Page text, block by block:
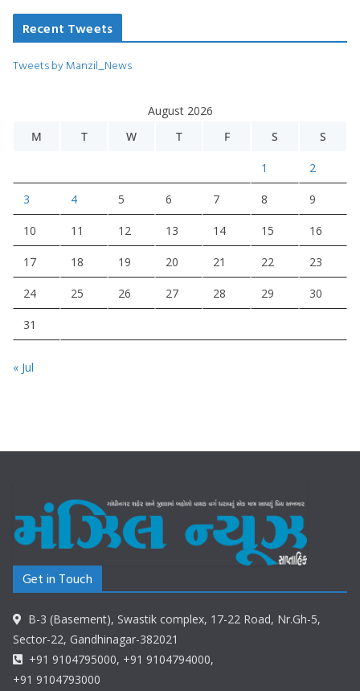
Recent Tweets
Tweets by Manzil_News
August 2026
M
T W T F S S
1 2
3 4 5 6 7 8 9
10 11 12 13 14 15 16
17 18 19 20 21 22 23
24 25 26 27 28 29 30
31
« Jul
Get in Touch
B-3 (Basement), Swastik complex, 17-22 Road, Nr.Gh-5,
Sector-22, Gandhinagar-382021
+91 9104795000, +91 9104794000,
+91 9104793000